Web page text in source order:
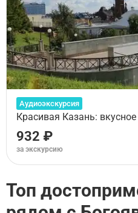
Аудиоэкскурсия
Красивая Казань:
932 ₽
за экскурсию
Топ